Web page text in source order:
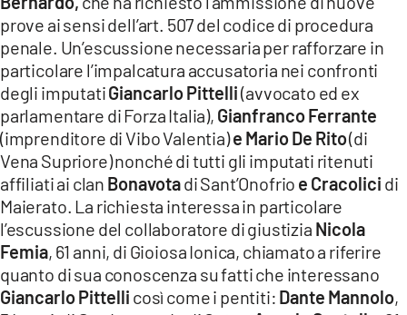
ANDROID
APPLE
prove ai sensi dell’art. 507 del codice di procedura
penale. Un’escussione necessaria per rafforzare in
particolare l’impalcatura accusatoria nei confronti
degli imputatiGiancarlo Pittelli(avvocato ed ex
parlamentare di Forza Italia), Gianfranco Ferrante
(imprenditore di Vibo Valentia)e Mario De Rito(di
Vena Supriore) nonché di tutti gli imputati ritenuti
affiliati ai clan Bonavotadi Sant’Onofrio e Cracolici di
Maierato. La richiesta interessa in particolare
l’escussione del collaboratore di giustizia Nicola
Femia, 61 anni, di Gioiosa Ionica, chiamato a riferire
quanto di sua conoscenza su fatti che interessano
Giancarlo Pittelli così come i pentiti: Dante Mannolo,